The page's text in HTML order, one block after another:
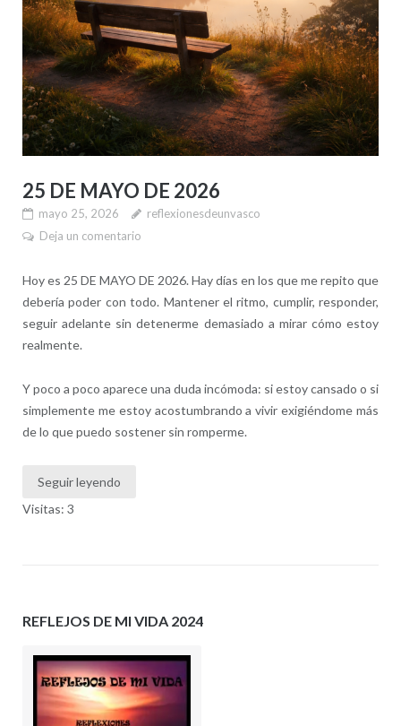
25 DE MAYO DE 2026
mayo 25, 2026
reflexionesdeunvasco
Deja un comentario
Hoy es 25 DE MAYO DE 2026. Hay días en los que me repito que
debería poder con todo. Mantener el ritmo, cumplir, responder,
seguir adelante sin detenerme demasiado a mirar cómo estoy
realmente.
Y poco a poco aparece una duda incómoda: si estoy cansado o si
simplemente me estoy acostumbrando a vivir exigiéndome más
de lo que puedo sostener sin romperme.
Seguir leyendo
Visitas: 3
REFLEJOS DE MI VIDA 2024